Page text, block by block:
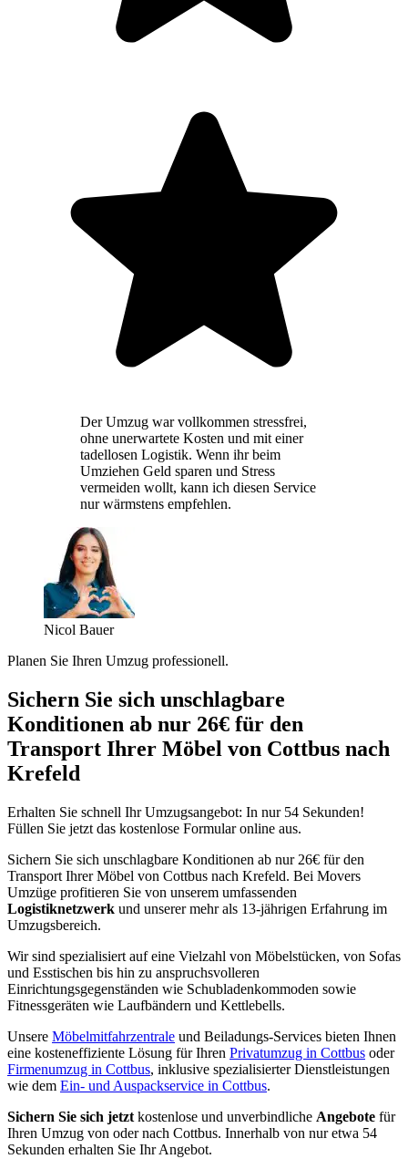
Der Umzug war vollkommen stressfrei,
ohne unerwartete Kosten und mit einer
tadellosen Logistik. Wenn ihr beim
Umziehen Geld sparen und Stress
vermeiden wollt, kann ich diesen Service
nur wärmstens empfehlen.
Nicol Bauer
Planen Sie Ihren Umzug professionell.
Sichern Sie sich unschlagbare
Konditionen ab nur 26€ für den
Transport Ihrer Möbel von Cottbus nach
Krefeld
Erhalten Sie schnell Ihr Umzugsangebot: In nur 54 Sekunden!
Füllen Sie jetzt das kostenlose Formular online aus.
Sichern Sie sich unschlagbare Konditionen ab nur 26€ für den
Transport Ihrer Möbel von Cottbus nach Krefeld. Bei Movers
Umzüge profitieren Sie von unserem umfassenden
Logistiknetzwerk und unserer mehr als 13-jährigen Erfahrung im
Umzugsbereich.
Wir sind spezialisiert auf eine Vielzahl von Möbelstücken, von Sofas
und Esstischen bis hin zu anspruchsvolleren
Einrichtungsgegenständen wie Schubladenkommoden sowie
Fitnessgeräten wie Laufbändern und Kettlebells.
Unsere Möbelmitfahrzentrale und Beiladungs-Services bieten Ihnen
eine kosteneffiziente Lösung für Ihren Privatumzug in Cottbus oder
Firmenumzug in Cottbus, inklusive spezialisierter Dienstleistungen
wie dem Ein- und Auspackservice in Cottbus.
Sichern Sie sich jetzt kostenlose und unverbindliche Angebote für
Ihren Umzug von oder nach Cottbus. Innerhalb von nur etwa 54
Sekunden erhalten Sie Ihr Angebot.